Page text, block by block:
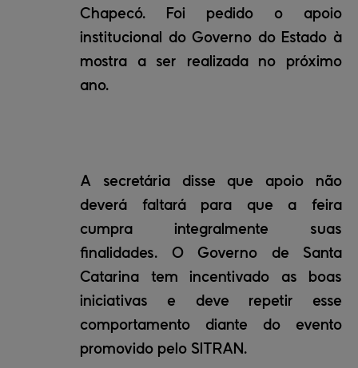
Chapecó. Foi pedido o apoio
institucional do Governo do Estado à
mostra a ser realizada no próximo
ano.
A secretária disse que apoio não
deverá faltará para que a feira
cumpra integralmente suas
finalidades. O Governo de Santa
Catarina tem incentivado as boas
iniciativas e deve repetir esse
comportamento diante do evento
promovido pelo SITRAN.